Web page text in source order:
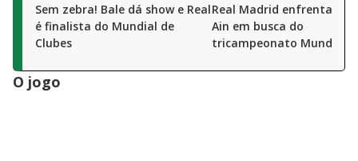
Sem zebra! Bale dá show e Real
é finalista do Mundial de
Clubes
Real Madrid enfrenta
Ain em busca do
tricampeonato Mundial
O jogo